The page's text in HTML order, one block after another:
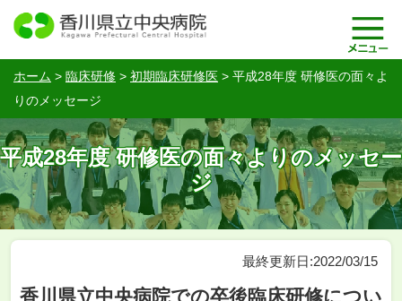
ホーム > 臨床研修 > 初期臨床研修医 > 平成28年度 研修医の面々よ
りのメッセージ
平成28年度 研修医の面々よりのメッセー
ジ
最終更新日:2022/03/15
香川県立中央病院での卒後臨床研修につい